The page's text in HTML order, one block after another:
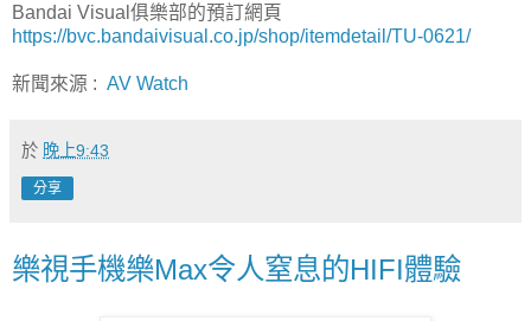
Bandai Visual俱樂部的預訂網頁
https://bvc.bandaivisual.co.jp/shop/itemdetail/TU-0621/
新聞來源 : AV Watch
於 晚上9:43
分享
樂視手機樂Max令人窒息的HIFI體驗